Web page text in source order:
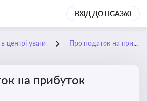
ВХІД ДО LIGA360
центрі уваги Про податок на прибуток
на прибуток